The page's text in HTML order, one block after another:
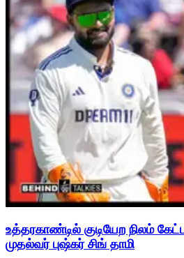
உத்தரகாண்டில் குடியேற நிலம்
முதல்வர் புஷ்கர் சிங் தாமி